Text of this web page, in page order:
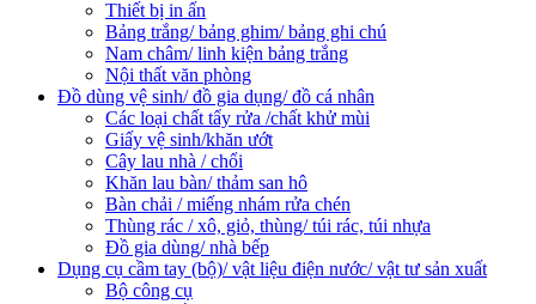
Thiết bị in ấn
Bảng trắng/ bảng ghim/ bảng ghi chú
Nam châm/ linh kiện bảng trắng
Nội thất văn phòng
Đồ dùng vệ sinh/ đồ gia dụng/ đồ cá nhân
Các loại chất tẩy rửa /chất khử mùi
Giấy vệ sinh/khăn ướt
Cây lau nhà / chổi
Khăn lau bàn/ thảm san hô
Bàn chải / miếng nhám rửa chén
Thùng rác / xô, giỏ, thùng/ túi rác, túi nhựa
Đồ gia dùng/ nhà bếp
Dụng cụ cầm tay (bộ)/ vật liệu điện nước/ vật tư sản xuất
Bộ công cụ